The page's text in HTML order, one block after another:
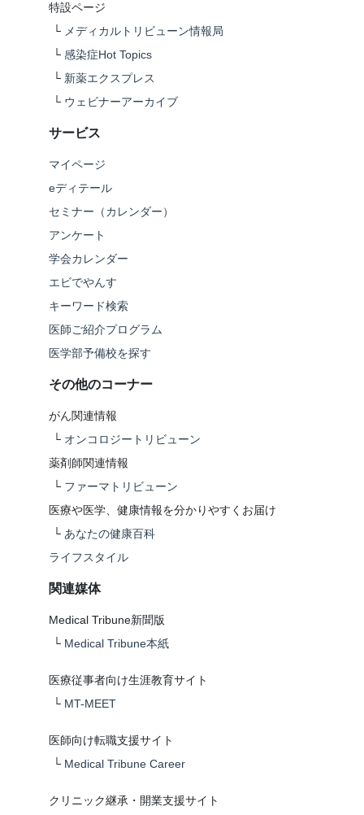
特設ページ
└ メディカルトリビューン情報局
└ 感染症Hot Topics
└ 新薬エクスプレス
└ ウェビナーアーカイブ
サービス
マイページ
eディテール
セミナー（カレンダー）
アンケート
学会カレンダー
エビでやんす
キーワード検索
医師ご紹介プログラム
医学部予備校を探す
その他のコーナー
がん関連情報
└ オンコロジートリビューン
薬剤師関連情報
└ ファーマトリビューン
医療や医学、健康情報を分かりやすくお届け
└ あなたの健康百科
ライフスタイル
関連媒体
Medical Tribune新聞版
└ Medical Tribune本紙
医療従事者向け生涯教育サイト
└ MT-MEET
医師向け転職支援サイト
└ Medical Tribune Career
クリニック継承・開業支援サイト